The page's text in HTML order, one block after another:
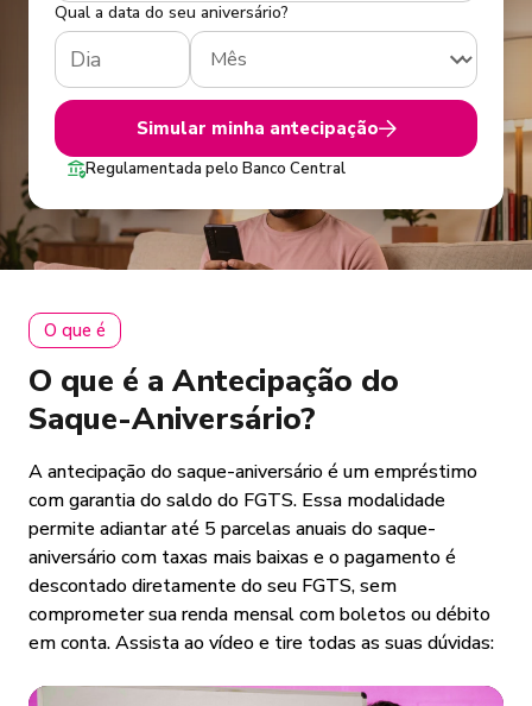
Qual a data do seu aniversário?
Simular minha antecipação
Regulamentada pelo Banco Central
O que é
O que é a Antecipação do
Saque-Aniversário?
A antecipação do saque-aniversário é um empréstimo
com garantia do saldo do FGTS. Essa modalidade
permite adiantar até 5 parcelas anuais do saque-
aniversário com taxas mais baixas e o pagamento é
descontado diretamente do seu FGTS, sem
comprometer sua renda mensal com boletos ou débito
em conta. Assista ao vídeo e tire todas as suas dúvidas: